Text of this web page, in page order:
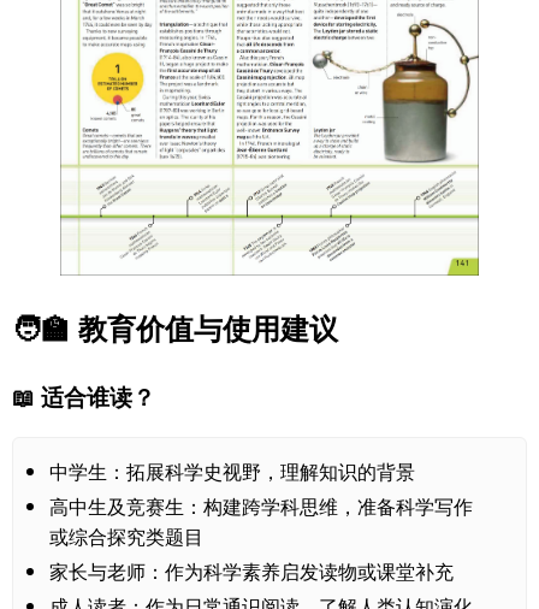
🧑‍🏫 教育价值与使用建议
📖 适合谁读？
中学生：拓展科学史视野，理解知识的背景
高中生及竞赛生：构建跨学科思维，准备科学写作
或综合探究类题目
家长与老师：作为科学素养启发读物或课堂补充